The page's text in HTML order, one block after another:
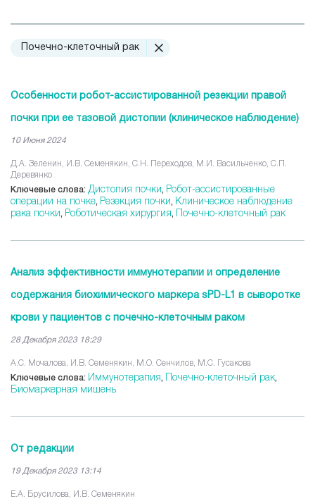
Почечно-клеточный рак
Особенности робот-ассистированной резекции правой
почки при ее тазовой дистопии (клиническое наблюдение)
10 Июня 2024
Д.А. Зеленин, И.В. Семенякин, С.Н. Переходов, М.И. Васильченко, С.П.
Деревянко
Ключевые слова: Дистопия почки, Робот-ассистированные
операции на почке, Резекция почки, Клиническое наблюдение
рака почки, Роботическая хирургия, Почечно-клеточный рак
Анализ эффективности иммунотерапии и определение
содержания биохимического маркера sPD-L1 в сыворотке
крови у пациентов с почечно-клеточным раком
28 Декабря 2023 18:29
А.С. Мочалова, И.В. Семенякин, М.О. Сенчилов, М.С. Гусакова
Ключевые слова: Иммунотерапия, Почечно-клеточный рак,
Биомаркерная мишень
От редакции
19 Декабря 2023 13:14
Е.А. Брусилова, И.В. Семенякин